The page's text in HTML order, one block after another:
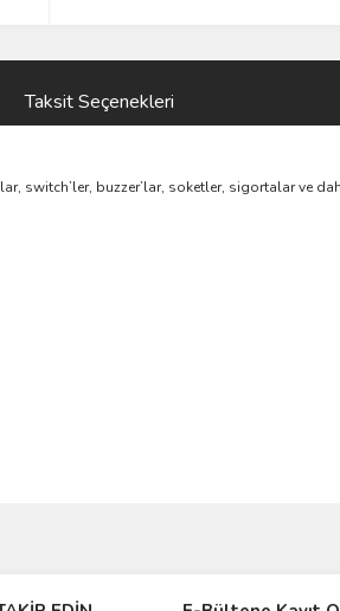
Taksit Seçenekleri
switch’ler, buzzer’lar, soketler, sigortalar ve